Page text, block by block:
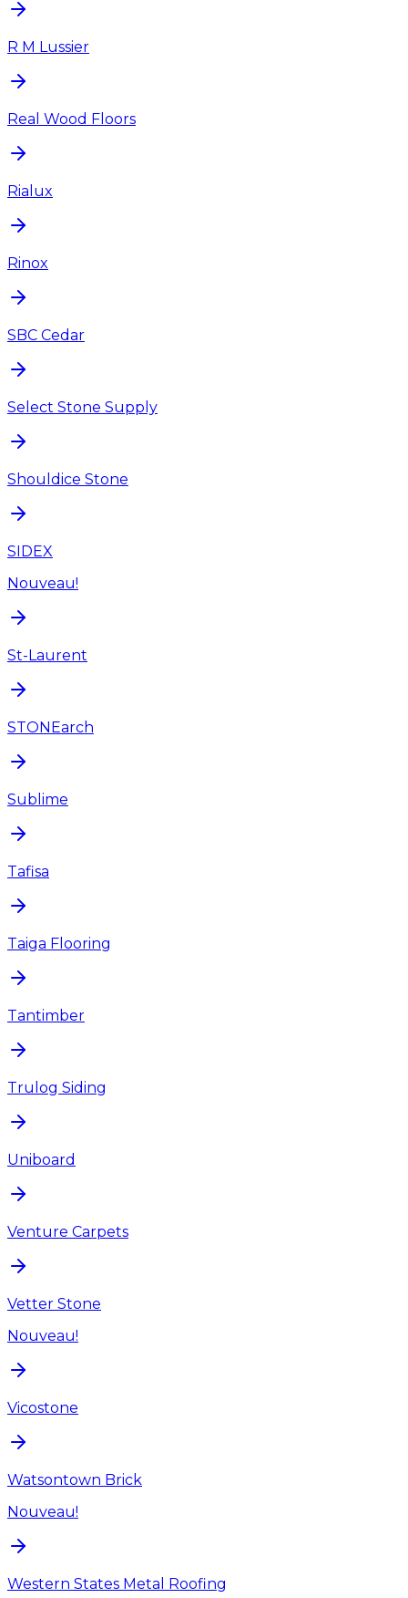
R M Lussier
Real Wood Floors
Rialux
Rinox
SBC Cedar
Select Stone Supply
Shouldice Stone
SIDEX
Nouveau!
St-Laurent
STONEarch
Sublime
Tafisa
Taiga Flooring
Tantimber
Trulog Siding
Uniboard
Venture Carpets
Vetter Stone
Nouveau!
Vicostone
Watsontown Brick
Nouveau!
Western States Metal Roofing